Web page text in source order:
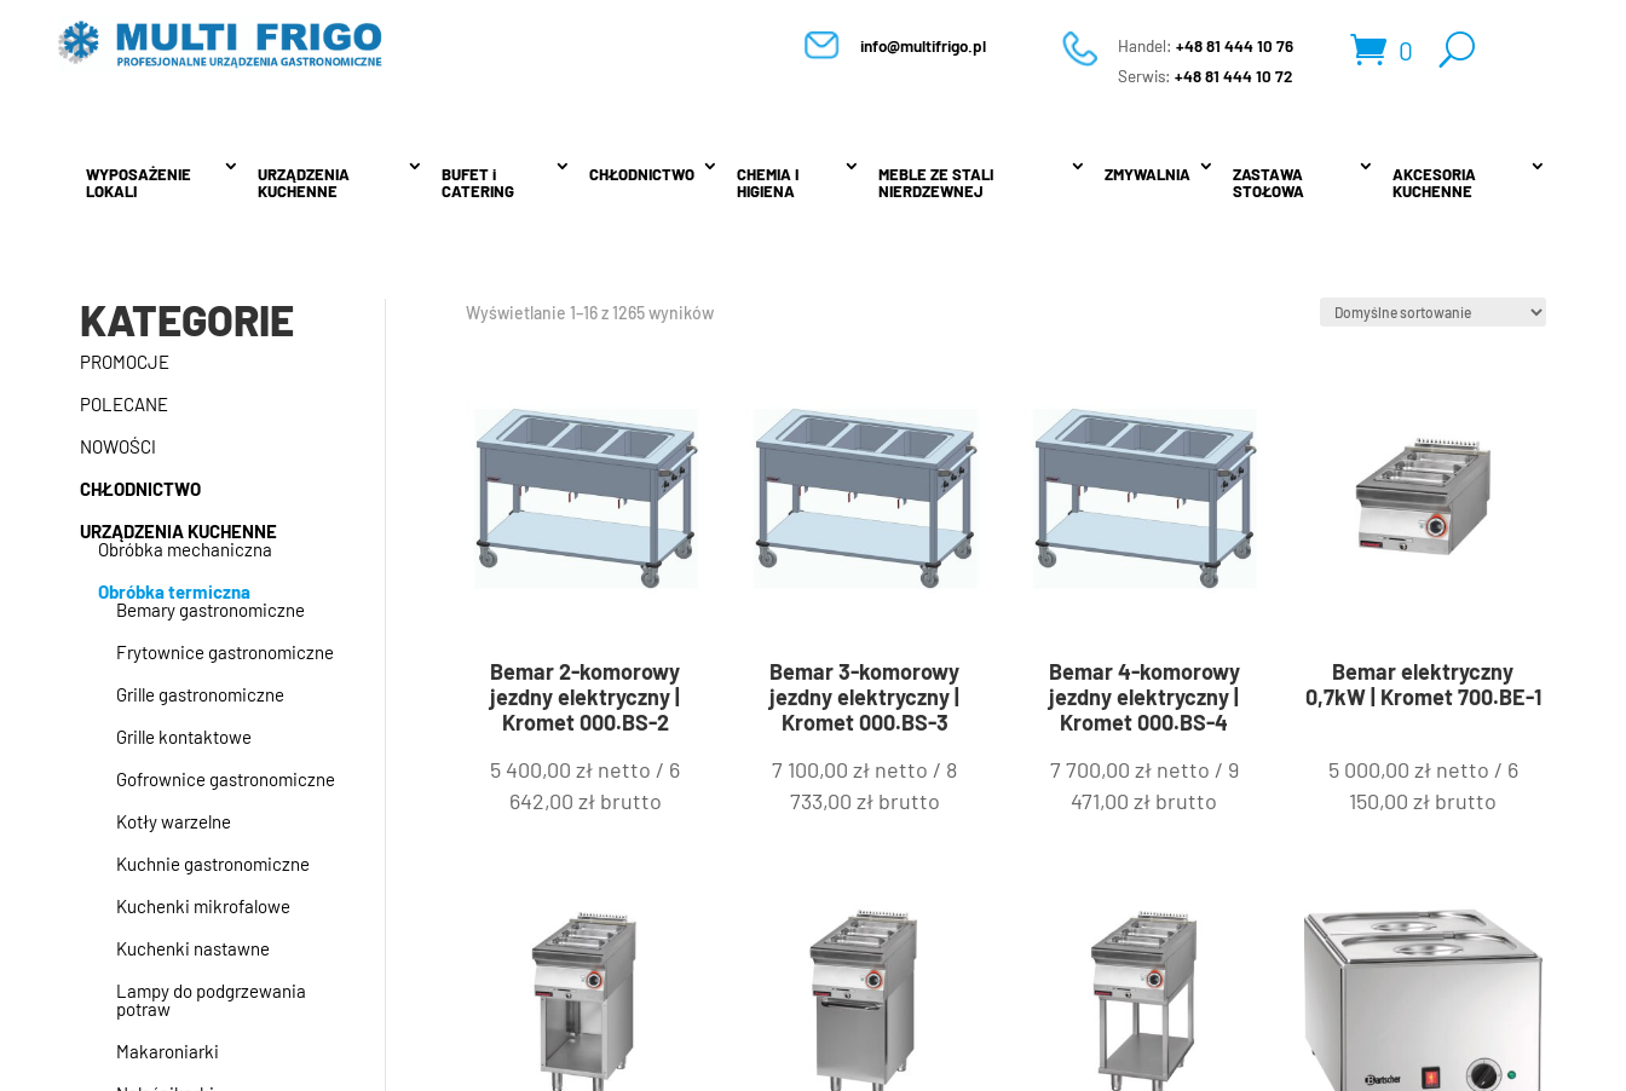
info@multifrigo.pl Handel: +48 81 444 10 76
Serwis: +48 81 444 10 72
0
WYPOSAŻENIE
LOKALI
URZĄDZENIA
KUCHENNE
BUFET i
CATERING
CHŁODNICTWO
CHEMIA I
HIGIENA
MEBLE ZE STALI
NIERDZEWNEJ
ZMYWALNIA
ZASTAWA
STOŁOWA
AKCESORIA
KUCHENNE
WYPOSAŻENIE
LOKALI
URZĄDZENIA
KUCHENNE
BUFET i
CATERING
CHŁODNICTWO
CHEMIA I
HIGIENA
MEBLE ZE STALI
NIERDZEWNEJ
ZMYWALNIA
ZASTAWA
STOŁOWA
AKCESORIA
KUCHENNE
KATEGORIE
PROMOCJE
POLECANE
NOWOŚCI
CHŁODNICTWO
URZĄDZENIA KUCHENNE
Obróbka mechaniczna
Obróbka termiczna
Bemary gastronomiczne
Frytownice gastronomiczne
Grille gastronomiczne
Grille kontaktowe
Gofrownice gastronomiczne
Kotły warzelne
Kuchnie gastronomiczne
Kuchenki mikrofalowe
Kuchenki nastawne
Lampy do podgrzewania
potraw
Makaroniarki
Wyświetlanie 1–16 z 1265 wyników
Bemar 2-komorowy
jezdny elektryczny |
Kromet 000.BS-2
5 400,00zł netto / 6
642,00 złbrutto
Bemar 3-komorowy
jezdny elektryczny |
Kromet 000.BS-3
7 100,00zł netto / 8
733,00 złbrutto
Bemar 4-komorowy
jezdny elektryczny |
Kromet 000.BS-4
7 700,00 zł netto / 9
471,00zł brutto
Bemar elektryczny
0,7kW | Kromet 700.BE-1
5 000,00 zł netto / 6
150,00zł brutto